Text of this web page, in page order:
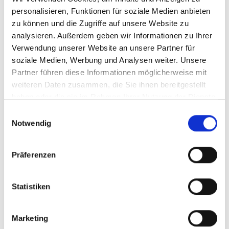
personalisieren, Funktionen für soziale Medien anbieten
zu können und die Zugriffe auf unsere Website zu
analysieren. Außerdem geben wir Informationen zu Ihrer
Verwendung unserer Website an unsere Partner für
soziale Medien, Werbung und Analysen weiter. Unsere
Partner führen diese Informationen möglicherweise mit
weiteren Daten zusammen, die Sie ihnen bereitgestellt
Notwendig
Präferenzen
Statistiken
Marketing